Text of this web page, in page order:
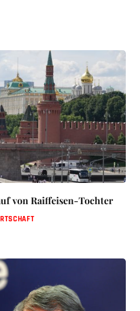
von Raiffeisen-Tochter